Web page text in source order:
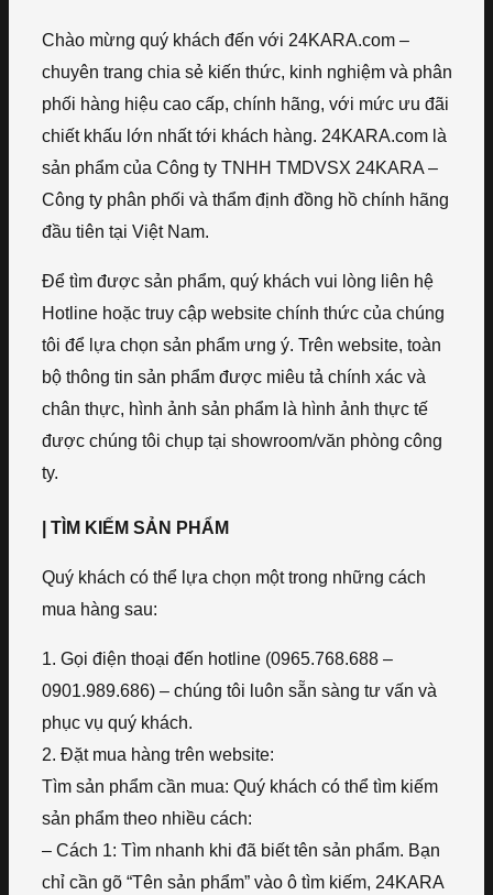
Chào mừng quý khách đến với 24KARA.com –
chuyên trang chia sẻ kiến thức, kinh nghiệm và phân
phối hàng hiệu cao cấp, chính hãng, với mức ưu đãi
chiết khấu lớn nhất tới khách hàng. 24KARA.com là
sản phẩm của Công ty TNHH TMDVSX 24KARA –
Công ty phân phối và thẩm định đồng hồ chính hãng
đầu tiên tại Việt Nam.
Để tìm được sản phẩm, quý khách vui lòng liên hệ
Hotline hoặc truy cập website chính thức của chúng
tôi để lựa chọn sản phẩm ưng ý. Trên website, toàn
bộ thông tin sản phẩm được miêu tả chính xác và
chân thực, hình ảnh sản phẩm là hình ảnh thực tế
được chúng tôi chụp tại showroom/văn phòng công
ty.
| TÌM KIẾM SẢN PHẨM
Quý khách có thể lựa chọn một trong những cách
mua hàng sau:
1. Gọi điện thoại đến hotline (0965.768.688 –
0901.989.686) – chúng tôi luôn sẵn sàng tư vấn và
phục vụ quý khách.
2. Đặt mua hàng trên website:
Tìm sản phẩm cần mua: Quý khách có thể tìm kiếm
sản phẩm theo nhiều cách:
– Cách 1: Tìm nhanh khi đã biết tên sản phẩm. Bạn
chỉ cần gõ “Tên sản phẩm” vào ô tìm kiếm, 24KARA